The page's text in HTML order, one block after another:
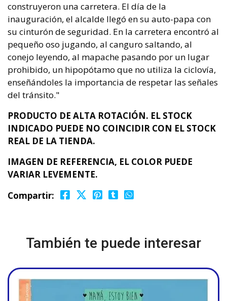
construyeron una carretera. El día de la
inauguración, el alcalde llegó en su auto-papa con
su cinturón de seguridad. En la carretera encontró al
pequeño oso jugando, al canguro saltando, al
conejo leyendo, al mapache pasando por un lugar
prohibido, un hipopótamo que no utiliza la ciclovía,
enseñándoles la importancia de respetar las señales
del tránsito."
PRODUCTO DE ALTA ROTACIÓN. EL STOCK
INDICADO PUEDE NO COINCIDIR CON EL STOCK
REAL DE LA TIENDA.
IMAGEN DE REFERENCIA, EL COLOR PUEDE
VARIAR LEVEMENTE.
Compartir:
También te puede interesar